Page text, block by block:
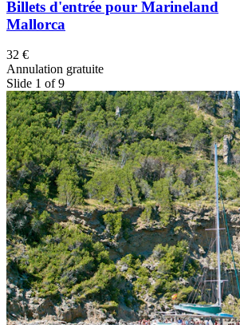
Billets d'entrée pour Marineland
Mallorca
32 €
Annulation gratuite
Slide 1 of 9